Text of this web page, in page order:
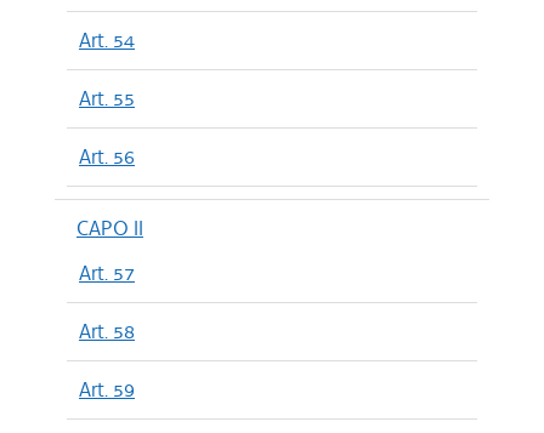
Art. 54
Art. 55
Art. 56
CAPO II
Art. 57
Art. 58
Art. 59